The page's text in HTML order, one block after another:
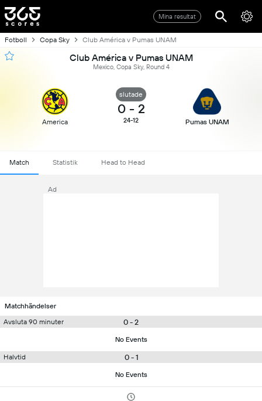
Mina resultat
Fotboll Copa Sky Club América v Pumas UNAM
Club América v Pumas UNAM
Mexico, Copa Sky, Round 4
America
slutade
0 - 2
24-12 Pumas UNAM
Match Statistik Head to Head
Ad
Matchhändelser
Avsluta 90 minuter
0 - 2
No Events
Halvtid 0 - 1
No Events